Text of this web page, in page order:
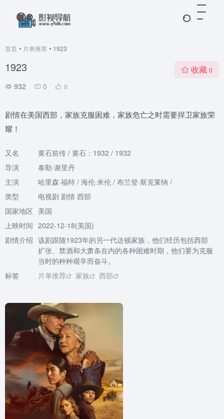
首页 • 片单推荐 • 1923
1923
932 0 0
收藏 0
剧情在美国西部，家族克服困难，家族危亡之时需要捍卫家族荣
耀！
又名
黄石前传 / 黄石：1932 / 1932
导演
泰勒·谢里丹
主演
哈里森·福特 / 海伦·米伦 / 布兰登·斯克莱纳 /
类型
电视剧 剧情 西部
国家地区 美国
上映时间 2022-12-18(美国)
剧情介绍 该剧跟随1923年的另一代达顿家族，他们经历包括西部
扩张、禁酒和大萧条在内的各种困难时期，他们要为克服
当时的种种艰辛而奋斗。
标签
片单推荐 家族 西部